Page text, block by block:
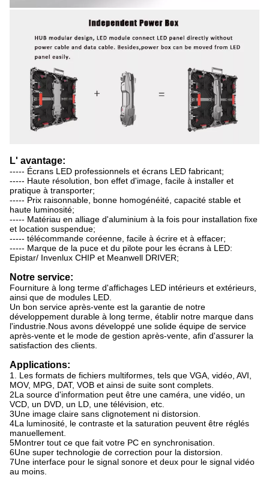
L' avantage:
----- Écrans LED professionnels et écrans LED fabricant;
----- Haute résolution, bon effet d'image, facile à installer et
pratique à transporter;
----- Prix raisonnable, bonne homogénéité, capacité stable et
haute luminosité;
----- Matériau en alliage d'aluminium à la fois pour installation fixe
et location suspendue;
----- télécommande coréenne, facile à écrire et à effacer;
----- Marque de la puce et du pilote pour les écrans à LED:
Epistar/ Invenlux CHIP et Meanwell DRIVER;
Notre service:
Fourniture à long terme d'affichages LED intérieurs et extérieurs,
ainsi que de modules LED.
Un bon service après-vente est la garantie de notre
développement durable à long terme, établir notre marque dans
l'industrie.Nous avons développé une solide équipe de service
après-vente et le mode de gestion après-vente, afin d'assurer la
satisfaction des clients.
Applications:
1. Les formats de fichiers multiformes, tels que VGA, vidéo, AVI,
MOV, MPG, DAT, VOB et ainsi de suite sont complets.
2La source d'information peut être une caméra, une vidéo, un
VCD, un DVD, un LD, une télévision, etc.
3Une image claire sans clignotement ni distorsion.
4La luminosité, le contraste et la saturation peuvent être réglés
manuellement.
5Montrer tout ce que fait votre PC en synchronisation.
6Une super technologie de correction pour la distorsion.
7Une interface pour le signal sonore et deux pour le signal vidéo
au moins.